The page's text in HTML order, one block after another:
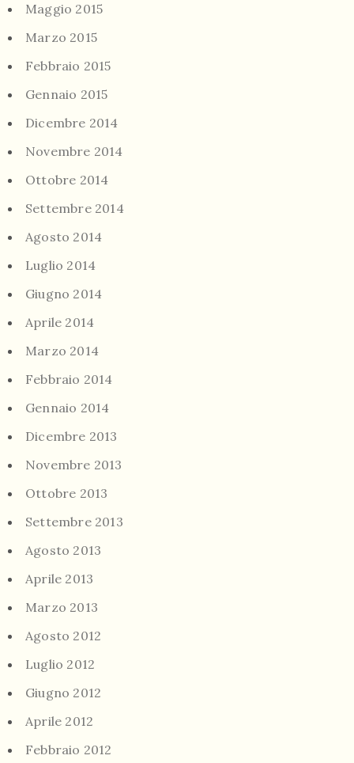
Maggio 2015
Marzo 2015
Febbraio 2015
Gennaio 2015
Dicembre 2014
Novembre 2014
Ottobre 2014
Settembre 2014
Agosto 2014
Luglio 2014
Giugno 2014
Aprile 2014
Marzo 2014
Febbraio 2014
Gennaio 2014
Dicembre 2013
Novembre 2013
Ottobre 2013
Settembre 2013
Agosto 2013
Aprile 2013
Marzo 2013
Agosto 2012
Luglio 2012
Giugno 2012
Aprile 2012
Febbraio 2012